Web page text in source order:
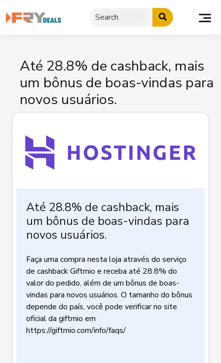
to
Até 28.8% de cashback, mais
um bônus de boas-vindas para
novos usuários.
Até 28.8% de cashback, mais
um bônus de boas-vindas para
novos usuários.
Faça uma compra nesta loja através do serviço
de cashback Giftmio e receba até 28.8% do
valor do pedido, além de um bônus de boas-
vindas para novos usuários. O tamanho do bônus
depende do país, você pode verificar no site
oficial da giftmio em
https://giftmio.com/info/faqs/